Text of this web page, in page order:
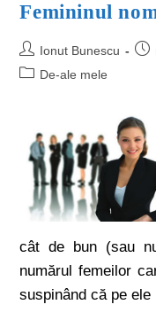
Femininul
Ionut Bunescu
De-ale mele
cât de bun (sau
numărul femeilor
suspinând că pe